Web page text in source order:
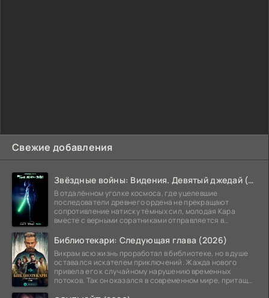
Свежие добавления
Звёздные войны: Видения. Девятый джедай (2026)
В отдалённом уголке космоса, где уцелевшие
последователи древнего ордена не прекращают
сопротивление натиску тёмных сил, молодая Кара
вместе с верными соратниками отправляется в
Библиотекари: Следующая глава (2026)
Викрам всю жизнь проработал в библиотеке, но в душе
оставался искателем приключений. Жажда нового
привела его к случайному нарушению временных
потоков. Так он оказался в современном мире, притащив